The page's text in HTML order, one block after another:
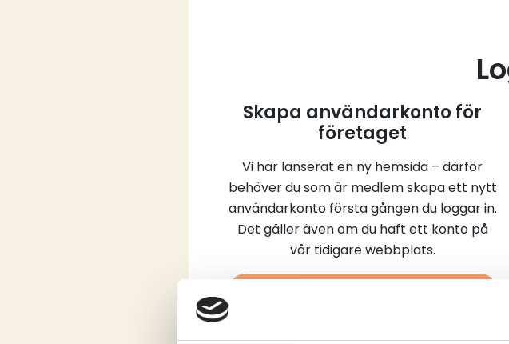
Skapa användarkonto för
företaget
Vi har lanserat en ny hemsida – därför
behöver du som är medlem skapa ett nytt
användarkonto första gången du loggar in.
Det gäller även om du haft ett konto på
vår tidigare webbplats.